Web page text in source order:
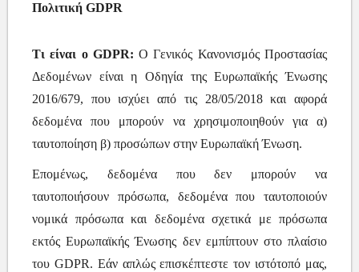
Πολιτική GDPR
Τι είναι ο GDPR: Ο Γενικός Κανονισμός Προστασίας
Δεδομένων είναι η Οδηγία της Ευρωπαϊκής Ένωσης
2016/679, που ισχύει από τις 28/05/2018 και αφορά
δεδομένα που μπορούν να χρησιμοποιηθούν για α)
ταυτοποίηση β) προσώπων στην Ευρωπαϊκή Ένωση.
Επομένως, δεδομένα που δεν μπορούν να
ταυτοποιήσουν πρόσωπα, δεδομένα που ταυτοποιούν
νομικά πρόσωπα και δεδομένα σχετικά με πρόσωπα
εκτός Ευρωπαϊκής Ένωσης δεν εμπίπτουν στο πλαίσιο
του GDPR. Εάν απλώς επισκέπτεστε τον ιστότοπό μας,